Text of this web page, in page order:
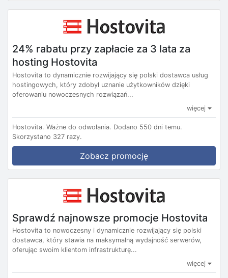
24% rabatu przy zapłacie za 3 lata za
hosting Hostovita
Hostovita to dynamicznie rozwijający się polski dostawca usług
hostingowych, który zdobył uznanie użytkowników dzięki
oferowaniu nowoczesnych rozwiązań...
więcej
Hostovita. Ważne do odwołania. Dodano 550 dni temu.
Skorzystano 327 razy.
Zobacz promocję
Sprawdź najnowsze promocje Hostovita
Hostovita to nowoczesny i dynamicznie rozwijający się polski
dostawca, który stawia na maksymalną wydajność serwerów,
oferując swoim klientom infrastrukturę...
więcej